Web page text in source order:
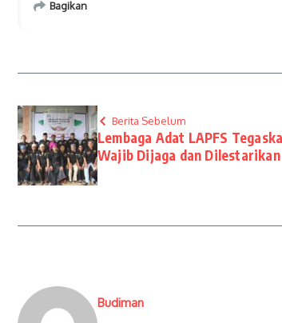
Bagikan
Berita Sebelum
Lembaga Adat LAPFS
Wajib Dijaga dan Dilestarikan
Budiman